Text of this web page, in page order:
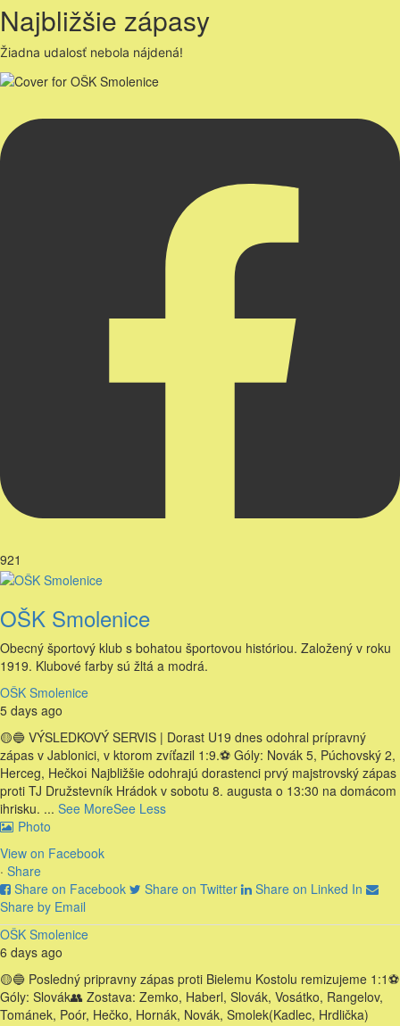
Najbližšie zápasy
Žiadna udalosť nebola nájdená!
921
OŠK Smolenice
Obecný športový klub s bohatou športovou históriou. Založený v roku
1919. Klubové farby sú žltá a modrá.
OŠK Smolenice
5 days ago
🟡🔵 VÝSLEDKOVÝ SERVIS | Dorast U19 dnes odohral prípravný
zápas v Jablonici, v ktorom zvíťazil 1:9.⚽️ Góly: Novák 5, Púchovský 2,
Herceg, Hečkoℹ️ Najbližšie odohrajú dorastenci prvý majstrovský zápas
proti TJ Družstevník Hrádok v sobotu 8. augusta o 13:30 na domácom
ihrisku. ... See MoreSee Less
Photo
View on Facebook
· Share
Share on Facebook
Share on Twitter
Share on Linked In
Share by Email
OŠK Smolenice
6 days ago
🟡🔵 Posledný pripravny zápas proti Bielemu Kostolu remizujeme 1:1⚽️
Góly: Slovák👥 Zostava: Zemko, Haberl, Slovák, Vosátko, Rangelov,
Tománek, Poór, Hečko, Hornák, Novák, Smolek(Kadlec, Hrdlička)